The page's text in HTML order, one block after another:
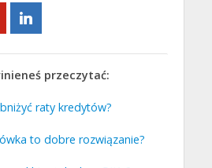
przeczytać:
raty kredytów?
to dobre rozwiązanie?